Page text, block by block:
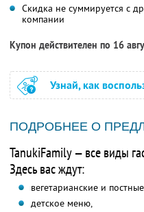
Скидка не суммируется с
компании
Купон действителен по 16
Узнай, как
ПОДРОБНЕЕ О
TanukiFamily — все виды
Здесь вас ждут:
вегетарианские и
детское меню,